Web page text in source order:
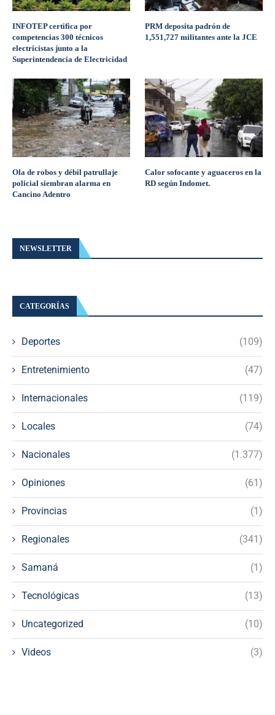
INFOTEP certifica por
competencias 300 técnicos
electricistas junto a la
Superintendencia de Electricidad
PRM deposita padrón de
1,551,727 militantes ante la JCE
Ola de robos y débil patrullaje
policial siembran alarma en
Cancino Adentro
Calor sofocante y aguaceros en la
RD según Indomet.
NEWSLETTER
CATEGORÍAS
Deportes (109)
Entretenimiento (47)
Internacionales (119)
Locales (74)
Nacionales (1.377)
Opiniones (61)
Provincias (1)
Regionales (341)
Samaná (1)
Tecnológicas (13)
Uncategorized (10)
Videos (3)